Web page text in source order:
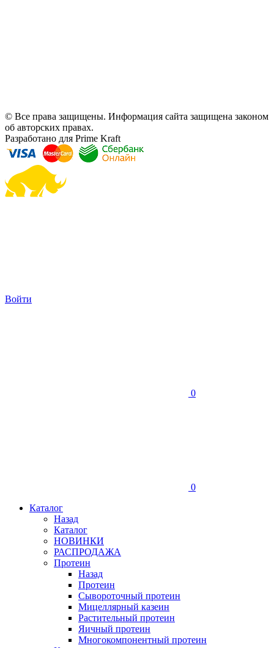
© Все права защищены. Информация сайта защищена законом
об авторских правах.
Разработано для Prime Kraft
Войти
0
0
Каталог
Назад
Каталог
НОВИНКИ
РАСПРОДАЖА
Протеин
Назад
Протеин
Сывороточный протеин
Мицеллярный казеин
Растительный протеин
Яичный протеин
Многокомпонентный протеин